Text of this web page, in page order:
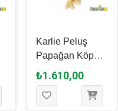
Karlie Peluş
Papağan Köpek
Oyuncağı 38 Cm
₺1.610,00